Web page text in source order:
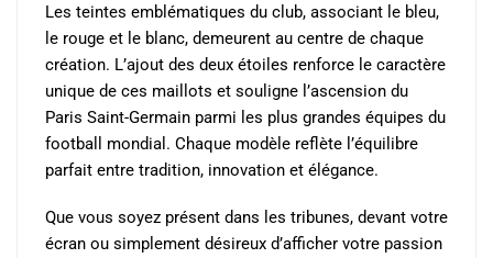
Les teintes emblématiques du club, associant le bleu,
le rouge et le blanc, demeurent au centre de chaque
création. L’ajout des deux étoiles renforce le caractère
unique de ces maillots et souligne l’ascension du
Paris Saint-Germain parmi les plus grandes équipes du
football mondial. Chaque modèle reflète l’équilibre
parfait entre tradition, innovation et élégance.
Que vous soyez présent dans les tribunes, devant votre
écran ou simplement désireux d’afficher votre passion